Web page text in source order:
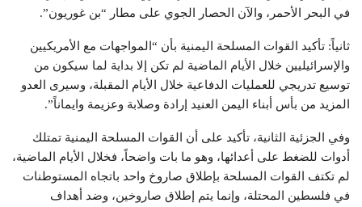
في البحر الأحمر، والآن الحصار الجوي على مطار “بن غوريون”.
ثانياً: تأكيد القوات المسلحة اليمنية بأن “المواجهات مع الأمريكيين
والإسرائيليين خلال الأيام الماضية لم تكن إلا بداية لما سيكون من
توسيع تدريجي للعمليات الدفاعية خلال الأيام المقبلة، وسيرى العدو
المزيد من بأس أبناء اليمن العنيد إرادة وصلابة وعزيمة وايماناً”.
وفي الجزئية الثانية، تأكيد على أن القوات المسلحة اليمنية تمتلك
أدوات للضغط على أعدائها، وهو ما بات واضحاً، فخلال الأيام الماضية،
لم تكتف القوات المسلحة بإطلاق صاروخ واحد باتجاه المستوطنات
في فلسطين المحتلة، وإنما يتم إطلاق صاروخين، وضد أهداف